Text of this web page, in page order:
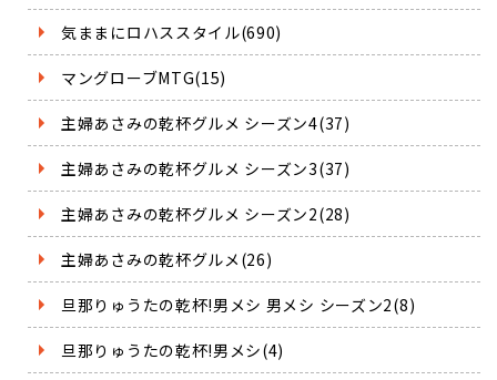
気ままにロハススタイル(690)
マングローブMTG(15)
主婦あさみの乾杯グルメ シーズン4(37)
主婦あさみの乾杯グルメ シーズン3(37)
主婦あさみの乾杯グルメ シーズン2(28)
主婦あさみの乾杯グルメ(26)
旦那りゅうたの乾杯!男メシ 男メシ シーズン2(8)
旦那りゅうたの乾杯!男メシ(4)